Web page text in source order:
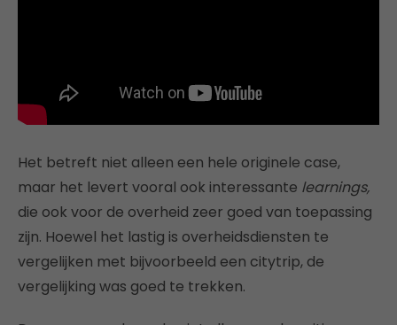
Het betreft niet alleen een hele originele case,
maar het levert vooral ook interessante learnings,
die ook voor de overheid zeer goed van toepassing
zijn. Hoewel het lastig is overheidsdiensten te
vergelijken met bijvoorbeeld een citytrip, de
vergelijking was goed te trekken.